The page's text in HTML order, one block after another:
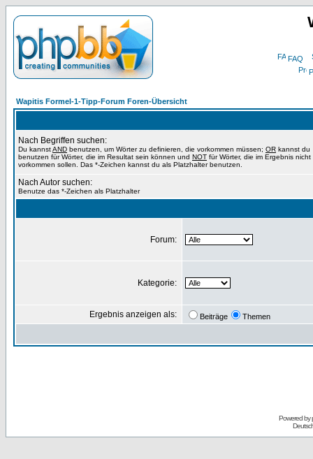
FAQ
Wapitis Formel-1-Tipp-Forum Foren-Übersicht
Nach Begriffen suchen:
Du kannstAND benutzen, um Wörter zu definieren, die vorkommen müssen; OR kannst du
benutzen für Wörter, die im Resultat sein können und NOT für Wörter, die im Ergebnis nicht
vorkommen sollen. Das *-Zeichen kannst du als Platzhalter benutzen.
Nach Autor suchen:
Benutze das *-Zeichen als Platzhalter
Forum:
Kategorie:
Ergebnis anzeigen als: Beiträge Themen
Powered by